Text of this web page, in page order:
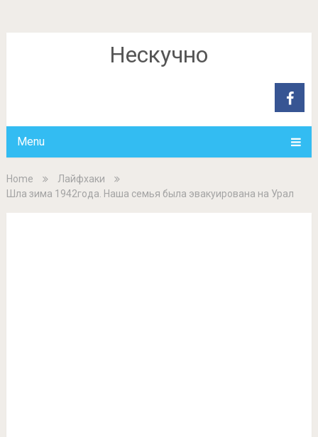
Нескучно
Menu
Home
Лайфхаки
Шла зима 1942года. Наша семья была эвакуирована на Урал